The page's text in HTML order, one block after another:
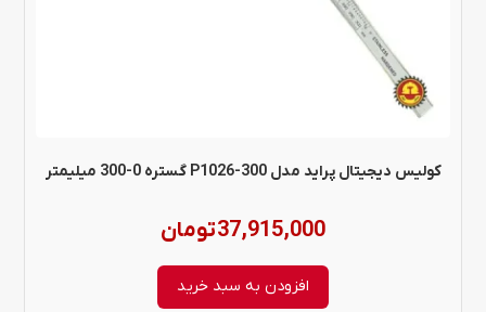
کولیس دیجیتال پراید مدل P1026-300 گستره 0-300 میلیمتر
37,915,000تومان
افزودن به سبد خرید